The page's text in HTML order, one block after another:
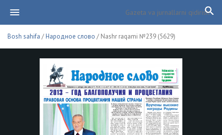
Bosh sahifa /Народное слово / Nashr raqami №239 (5629)